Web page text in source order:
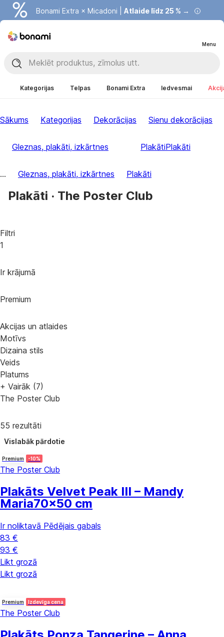
Bonami Extra × Micadoni | Atlaide līdz 25 % →
Menu
Kategorijas Telpas Bonami Extra Iedvesmai
Sākums Kategorijas Dekorācijas Sienu dekorācijas
Gleznas, plakāti, izkārtnes PlakātiPlakāti
... Gleznas, plakāti, izkārtnes Plakāti
Plakāti · The Poster Club
Filtri
1
Ir krājumā
Premium
Akcijas un atlaides
Motīvs
Dizaina stils
Veids
Platums
+ Vairāk (7)
The Poster Club
55 rezultāti
Vislabāk pārdotie
Premium -10%
The Poster Club
Plakāts Velvet Peak III – Mandy
Maria70x50 cm
Ir noliktavā Pēdējais gabals
83 €
93 €
Likt grozā
Likt grozā
Premium Izdevīga cena
The Poster Club